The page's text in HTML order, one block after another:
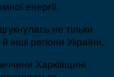
енергії.
не тільки
регіони України.
Харківщині